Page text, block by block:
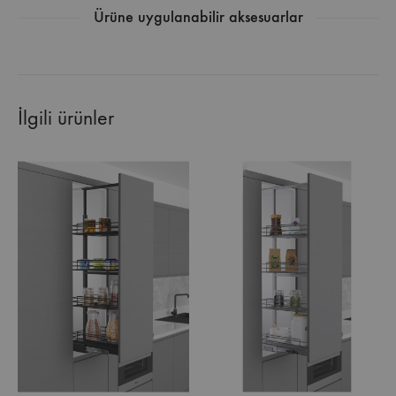
Ürüne uygulanabilir aksesuarlar
İlgili ürünler